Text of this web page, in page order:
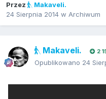
Przez
Makaveli.
24 Sierpnia 2014 w Archiwum
Makaveli. 2
Opublikowano 24